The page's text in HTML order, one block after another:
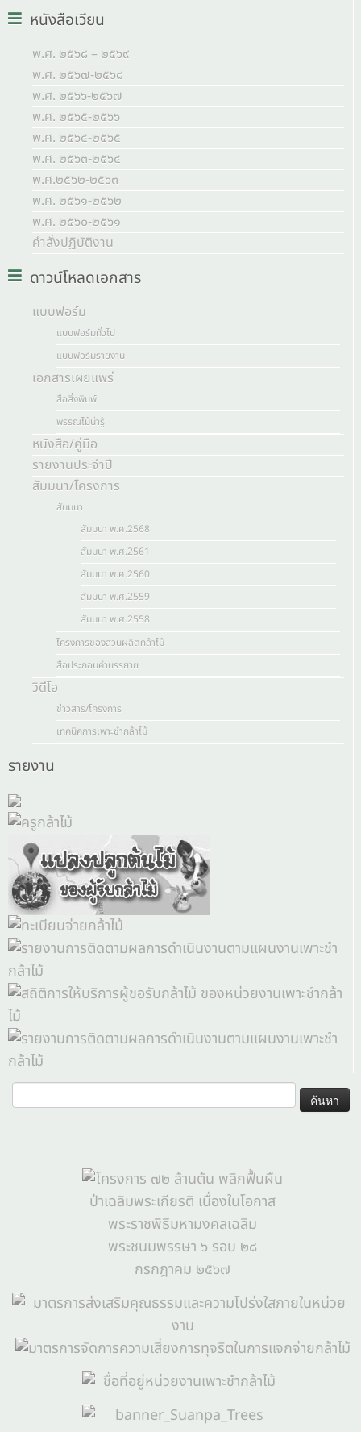
หนังสือเวียน
พ.ศ. ๒๕๖๘ – ๒๕๖๙
พ.ศ. ๒๕๖๗-๒๕๖๘
พ.ศ. ๒๕๖๖-๒๕๖๗
พ.ศ. ๒๕๖๕-๒๕๖๖
พ.ศ. ๒๕๖๔-๒๕๖๕
พ.ศ. ๒๕๖๓-๒๕๖๔
พ.ศ.๒๕๖๒-๒๕๖๓
พ.ศ. ๒๕๖๑-๒๕๖๒
พ.ศ. ๒๕๖๐-๒๕๖๑
คำสั่งปฏิบัติงาน
ดาวน์โหลดเอกสาร
แบบฟอร์ม
แบบฟอร์มทั่วไป
แบบฟอร์มรายงาน
เอกสารเผยแพร่
สื่อสิ่งพิมพ์
พรรณไม้น่ารู้
หนังสือ/คู่มือ
รายงานประจำปี
สัมมนา/โครงการ
สัมมนา
สัมมนา พ.ศ.2568
สัมมนา พ.ศ.2561
สัมมนา พ.ศ.2560
สัมมนา พ.ศ.2559
สัมมนา พ.ศ.2558
โครงการของส่วนผลิตกล้าไม้
สื่อประกอบคำบรรยาย
วิดีโอ
ข่าวสาร/โครงการ
เทคนิคการเพาะชำกล้าไม้
รายงาน